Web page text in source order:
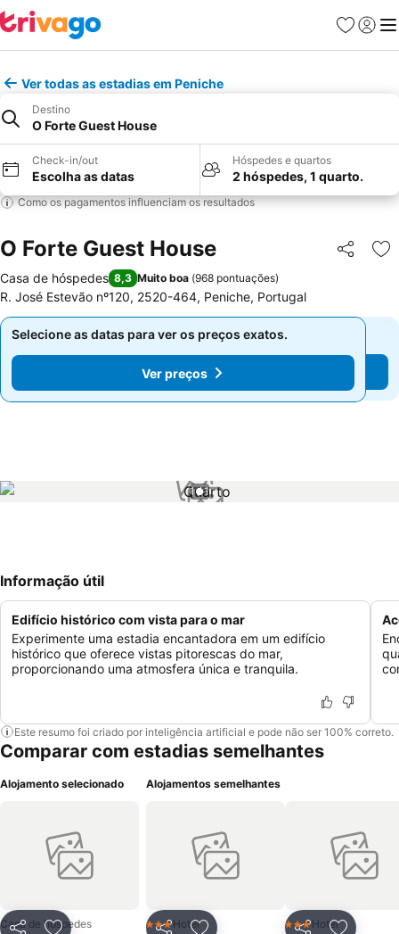
Favoritos
Iniciar
Ver todas as estadias em Peniche
Destino
O Forte Guest House
Check-in/out
Escolha as datas
Hóspedes e quartos
2 hóspedes, 1 quarto.
Como os pagamentos influenciam os resultados
O Forte Guest House Partilhar
Casa de hóspedes 8,3 Muito boa (968 pontuações)
R. José Estevão nº120, 2520-464, Peniche, Portugal
Selecione as datas para ver os preços exatos.
Ver preços
Selecione as datas para ver os preços exatos.
Ver preços
1 / 1
Informação útil
Edifício histórico com vista para o mar
Experimente uma estadia encantadora em um edifício
histórico que oferece vistas pitorescas do mar,
proporcionando uma atmosfera única e tranquila.
Este resumo foi criado por inteligência artificial e pode não ser 100% correto.
Comparar com estadias semelhantes
Alojamento selecionado
Casa de hóspedes
Alojamentos semelhantes
3 Estrelas
Hotel 3 Estrelas
Hotel